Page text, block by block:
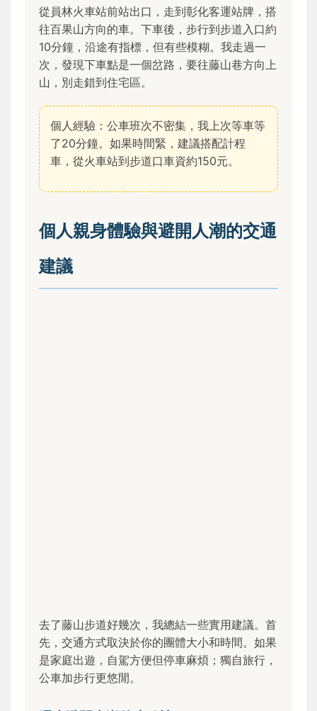
從員林火車站前站出口，走到彰化客運站牌，搭
往百果山方向的車。下車後，步行到步道入口約
10分鐘，沿途有指標，但有些模糊。我走過一
次，發現下車點是一個岔路，要往藤山巷方向上
山，別走錯到住宅區。
個人經驗：公車班次不密集，我上次等車等
了20分鐘。如果時間緊，建議搭配計程
車，從火車站到步道口車資約150元。
個人親身體驗與避開人潮的交通
建議
去了藤山步道好幾次，我總結一些實用建議。首
先，交通方式取決於你的團體大小和時間。如果
是家庭出遊，自駕方便但停車麻煩；獨自旅行，
公車加步行更悠閒。